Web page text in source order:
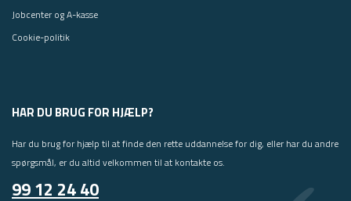
Jobcenter og A-kasse
Cookie-politik
HAR DU BRUG FOR HJÆLP?
Har du brug for hjælp til at finde den rette uddannelse for dig, eller har du andre
spørgsmål, er du altid velkommen til at kontakte os.
99 12 24 40